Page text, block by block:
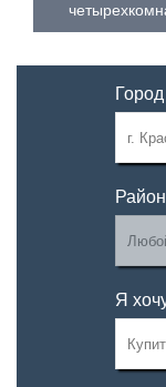
Город
Район
Я